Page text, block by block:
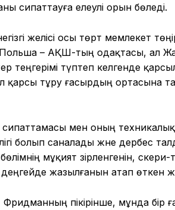
сипаттауға елеулі орын бөледі.
желісі осы төрт мемлекет
Польша – АҚШ-тың одақтасы, ал
түптеп келгенде
тұру ғасырдың ортасына
сипаттамасы мен оның
болып саналады және дербес
мұқият әзірленгенін,
деңгейде жазылғанын атап өткен
пікірінше, мұнда бір